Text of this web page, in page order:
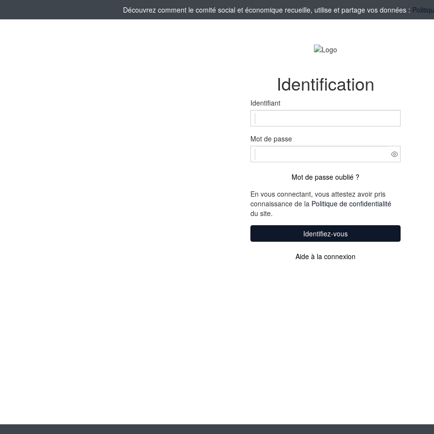
Découvrez comment le comité social et économique recueille, utilise et partage vos données :
Identification
Identifiant
Mot de passe
Mot de passe oublié ?
En vous connectant, vous attestez avoir pris
connaissance de la Politique de confidentialité
du site.
Identifiez-vous
Aide à la connexion